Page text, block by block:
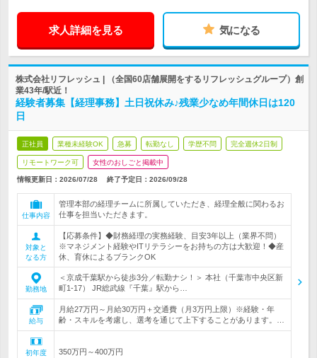
求人詳細を見る 気になる
株式会社リフレッシュ | （全国60店舗展開をするリフレッシュグループ）創
業43年/駅近！
経験者募集【経理事務】土日祝休み♪残業少なめ年間休日は120
日
正社員 業種未経験OK 急募 転勤なし 学歴不問 完全週休2日制
リモートワーク可 女性のおしごと掲載中
情報更新日：2026/07/28 終了予定日： 2026/09/28
仕事内容
管理本部の経理チームに所属していただき、経理全般に関わるお
仕事を担当いただきます。
対象と
なる方
【応募条件】◆財務経理の実務経験、目安3年以上（業界不問）
※マネジメント経験やITリテラシーをお持ちの方は大歓迎！◆産
休、育休によるブランクOK
勤務地
＜京成千葉駅から徒歩3分／転勤ナシ！＞ 本社（千葉市中央区新
町1-17） JR総武線『千葉』駅から…
給与
月給27万円～月給30万円＋交通費（月3万円上限）※経験・年
齢・スキルを考慮し、選考を通じて上下することがあります。…
初年度
350万円～400万円